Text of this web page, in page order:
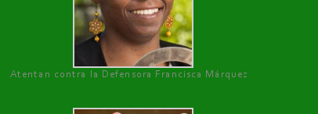
Atentan contra la Defensora Francisca Márquez